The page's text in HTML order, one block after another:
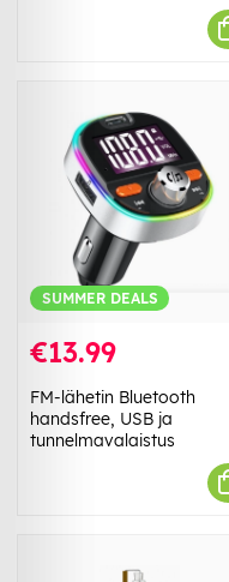
SUMMER DEALS
€13.99
FM-lähetin Bluetooth
handsfree, USB ja
tunnelmavalaistus